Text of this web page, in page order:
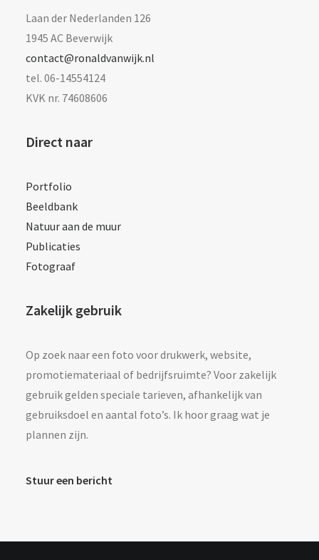
Laan der Nederlanden 126
1945 AC Beverwijk
contact@ronaldvanwijk.nl
tel. 06-14554124
KVK nr. 74608606
Direct naar
Portfolio
Beeldbank
Natuur aan de muur
Publicaties
Fotograaf
Zakelijk gebruik
Op zoek naar een foto voor drukwerk, website,
promotiemateriaal of bedrijfsruimte? Voor zakelijk
gebruik gelden speciale tarieven, afhankelijk van
gebruiksdoel en aantal foto’s. Ik hoor graag wat je
plannen zijn.
Stuur een bericht